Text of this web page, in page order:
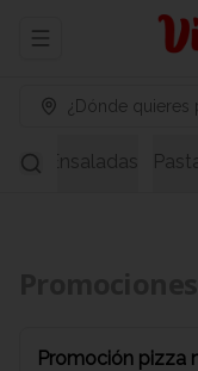
Abrir menu de
¿Dónde quieres
Ensaladas
Promoción pizza